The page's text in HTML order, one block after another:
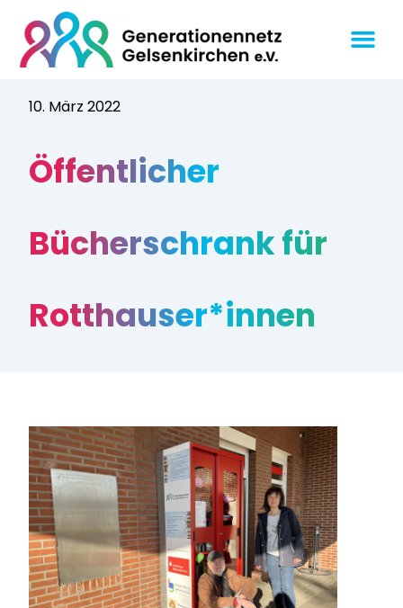
10. März 2022
Öffentlicher
Bücherschrank für
Rotthauser*innen